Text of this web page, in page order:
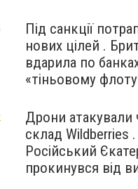
Під санкції
нових цілей .
вдарила по
«тіньовому
Дрони атакували
склад Wildberries .
Російський
прокинувся від